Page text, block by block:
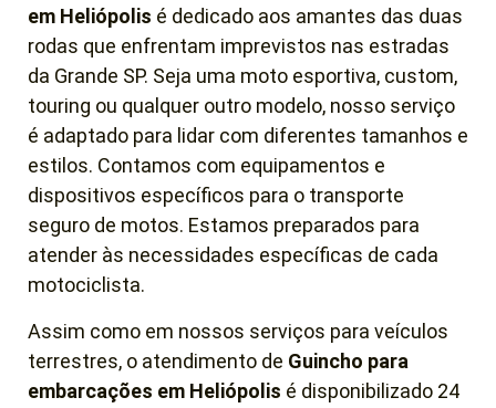
em Heliópolis é dedicado aos amantes das duas
rodas que enfrentam imprevistos nas estradas
da Grande SP. Seja uma moto esportiva, custom,
touring ou qualquer outro modelo, nosso serviço
é adaptado para lidar com diferentes tamanhos e
estilos. Contamos com equipamentos e
dispositivos específicos para o transporte
seguro de motos. Estamos preparados para
atender às necessidades específicas de cada
motociclista.
Assim como em nossos serviços para veículos
terrestres, o atendimento de Guincho para
embarcações em Heliópolis é disponibilizado 24